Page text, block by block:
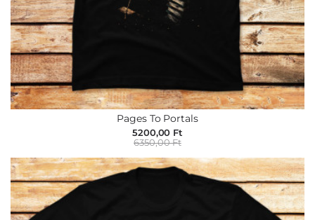
Pages To Portals
5200,00 Ft
6350,00 Ft